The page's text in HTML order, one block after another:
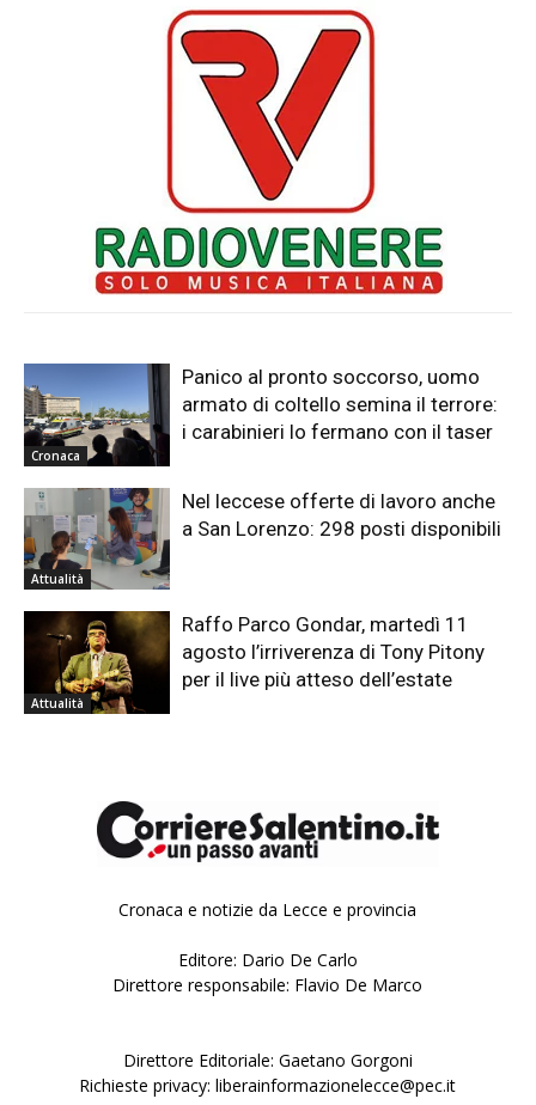
Cronaca
Panico al pronto soccorso, uomo
armato di coltello semina il terrore:
i carabinieri lo fermano con il taser
Attualità
Nel leccese offerte di lavoro anche
a San Lorenzo: 298 posti disponibili
Attualità
Raffo Parco Gondar, martedì 11
agosto l’irriverenza di Tony Pitony
per il live più atteso dell’estate
Cronaca e notizie da Lecce e provincia
Editore: Dario De Carlo
Direttore responsabile: Flavio De Marco
Direttore Editoriale: Gaetano Gorgoni
Richieste privacy: liberainformazionelecce@pec.it